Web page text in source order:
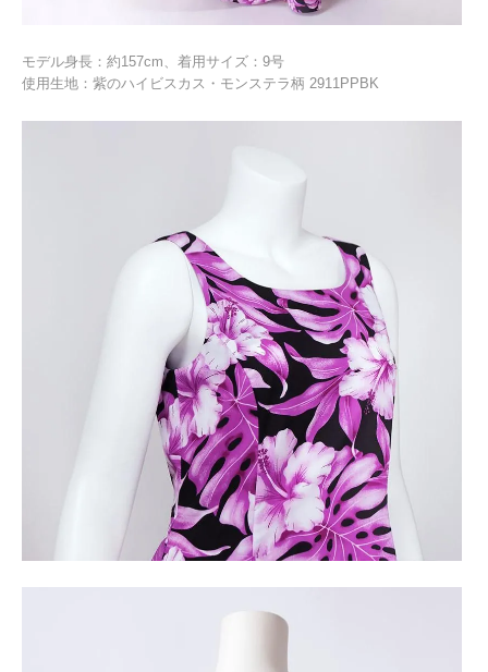
モデル身長：約157cm、着用サイズ：9号
使用生地：紫のハイビスカス・モンステラ柄 2911PPBK